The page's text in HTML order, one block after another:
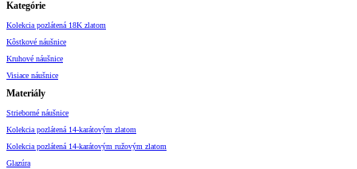
Kategórie
Kolekcia pozlátená 18K zlatom
Kôstkové náušnice
Kruhové náušnice
Visiace náušnice
Materiály
Strieborné náušnice
Kolekcia pozlátená 14-karátovým zlatom
Kolekcia pozlátená 14-karátovým ružovým zlatom
Glazúra